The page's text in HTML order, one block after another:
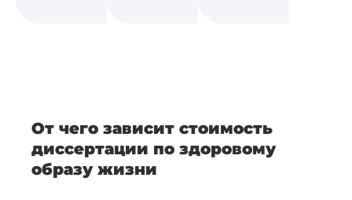
а также
темы.
готовы
предоставить
помощь
и
проведения
проверки
работы,
работы. В
начале
сотрудничества
От чего зависит стоимость
диссертации по здоровому
образу жизни